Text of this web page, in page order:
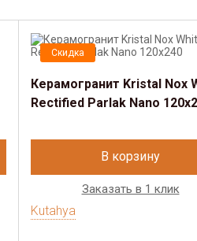
Скидка
Керамогранит Kristal Nox
Rectified Parlak Nano
В корзину
Заказать в 1 клик
Kutahya